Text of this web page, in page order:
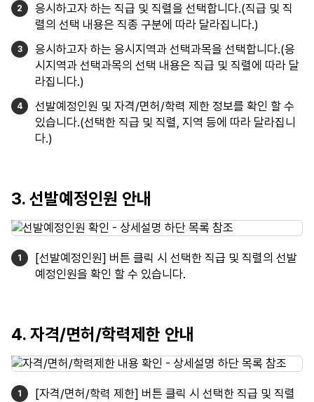
응시하고자 하는 직급 및 직렬을 선택합니다.(직급 및 직
렬의 선택 내용은 직종 구분에 따라 달라집니다.)
응시하고자 하는 응시지역과 선택과목을 선택합니다.(응
시지역과 선택과목의 선택 내용은 직급 및 직렬에 따라 달
라집니다.)
선발예정인원 및 자격/면허/학력 제한 정보를 확인 할 수
있습니다.(선택한 직급 및 직렬, 지역 등에 따라 달라집니
다.)
3. 선발예정인원 안내
[선발예정인원] 버튼 클릭 시 선택한 직급 및 직렬의 선발
예정인원을 확인 할 수 있습니다.
4. 자격/면허/학력제한 안내
[자격/면허/학력 제한] 버튼 클릭 시 선택한 직급 및 직렬